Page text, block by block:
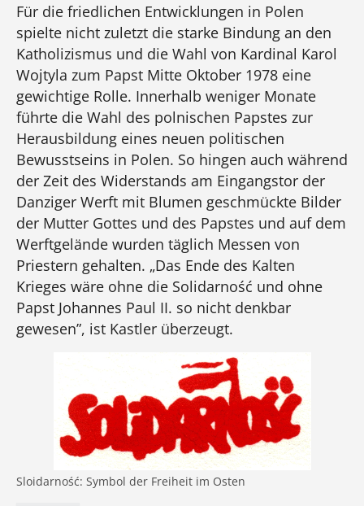
Für die friedlichen Entwicklungen in Polen
spielte nicht zuletzt die starke Bindung an den
Katholizismus und die Wahl von Kardinal Karol
Wojtyla zum Papst Mitte Oktober 1978 eine
gewichtige Rolle. Innerhalb weniger Monate
führte die Wahl des polnischen Papstes zur
Herausbildung eines neuen politischen
Bewusstseins in Polen. So hingen auch während
der Zeit des Widerstands am Eingangstor der
Danziger Werft mit Blumen geschmückte Bilder
der Mutter Gottes und des Papstes und auf dem
Werftgelände wurden täglich Messen von
Priestern gehalten. „Das Ende des Kalten
Krieges wäre ohne die Solidarność und ohne
Papst Johannes Paul II. so nicht denkbar
gewesen”, ist Kastler überzeugt.
Sloidarność: Symbol der Freiheit im Osten